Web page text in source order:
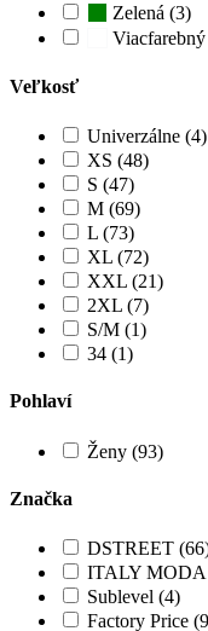
Zelená (3)
Veľkosť
Univerzálne (4)
XS (48)
S (47)
M (69)
L (73)
XL (72)
XXL (21)
2XL (7)
S/M (1)
34 (1)
Pohlaví
Ženy (93)
Značka
DSTREET
ITALY MODA
Sublevel (4)
Factory Price